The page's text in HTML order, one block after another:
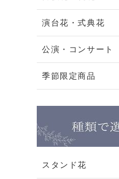
演台花・式典花
公演・コンサート
季節限定商品
スタンド花